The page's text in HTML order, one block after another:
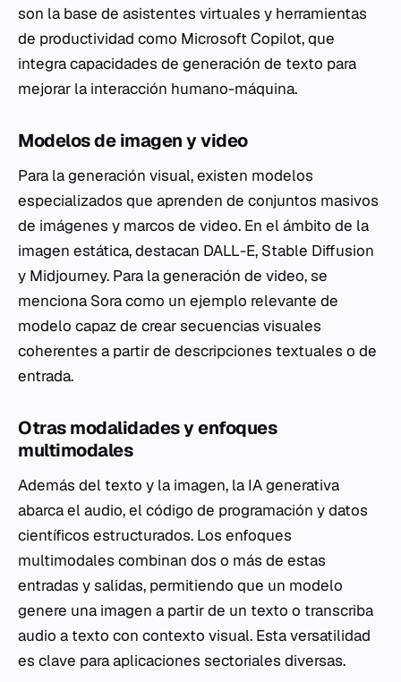
son la base de asistentes virtuales y herramientas
de productividad como Microsoft Copilot, que
integra capacidades de generación de texto para
mejorar la interacción humano-máquina.
Modelos de imagen y video
Para la generación visual, existen modelos
especializados que aprenden de conjuntos masivos
de imágenes y marcos de video. En el ámbito de la
imagen estática, destacan DALL-E, Stable Diffusion
y Midjourney. Para la generación de video, se
menciona Sora como un ejemplo relevante de
modelo capaz de crear secuencias visuales
coherentes a partir de descripciones textuales o de
entrada.
Otras modalidades y enfoques
multimodales
Además del texto y la imagen, la IA generativa
abarca el audio, el código de programación y datos
científicos estructurados. Los enfoques
multimodales combinan dos o más de estas
entradas y salidas, permitiendo que un modelo
genere una imagen a partir de un texto o transcriba
audio a texto con contexto visual. Esta versatilidad
es clave para aplicaciones sectoriales diversas.